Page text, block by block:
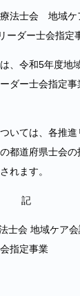
法士会 地域ケ
ーダー士会指定
、令和5年度地
ダー士会指定
いては、各推進
都道府県士会の
れます。
記
士会 地域ケア会
指定事業